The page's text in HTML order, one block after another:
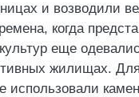
и возводили
когда
еще
жилищах.
использовали